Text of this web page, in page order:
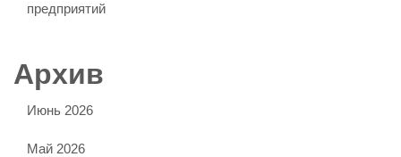
предприятий
Архив
Июнь 2026
Май 2026